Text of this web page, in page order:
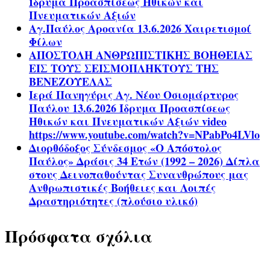
Πνευματικών Αξιών
Αγ.Παύλος Αροανία 13.6.2026 Χαιρετισμοί
Φίλων
ΑΠΟΣΤΟΛΗ ΑΝΘΡΩΠΙΣΤΙΚΗΣ ΒΟΗΘΕΙΑΣ
ΕΙΣ ΤΟΥΣ ΣΕΙΣΜΟΠΛΗΚΤΟΥΣ ΤΗΣ
ΒΕΝΕΖΟΥΕΛΑΣ
Ιερά Πανηγύρις Αγ. Νέου Οσιομάρτυρος
Παύλου 13.6.2026 Ίδρυμα Προασπίσεως
Ηθικών και Πνευματικών Αξιών video
https://www.youtube.com/watch?v=NPabPo4LVlo
Διορθόδοξος Σύνδεσμος «Ο Απόστολος
Παύλος» Δράσις 34 Ετών (1992 – 2026) Δίπλα
στους Δεινοπαθούντας Συνανθρώπους μας
Ανθρωπιστικές Βοήθειες και Λοιπές
Δραστηριότητες (πλούσιο υλικό)
Πρόσφατα σχόλια